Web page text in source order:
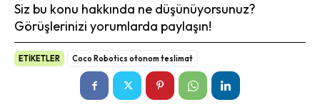
Siz bu konu hakkında ne düşünüyorsunuz?
Görüşlerinizi yorumlarda paylaşın!
ETİKETLER Coco Robotics otonom teslimat